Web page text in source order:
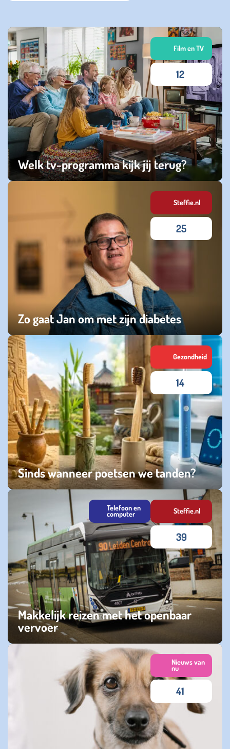
Welk tv-programma kijk jij terug?
vrijdag 12 juni 2026
Film en TV
12
Zo gaat Jan om met zijn diabetes
woensdag 10 juni 2026
Steffie.nl
25
Sinds wanneer poetsen we tanden?
maandag 08 juni 2026
Gezondheid
14
Makkelijk reizen met het openbaar
vervoer
maandag 20 oktober 2025
Telefoon en
computer Steffie.nl
39
Nieuws van
nu
41